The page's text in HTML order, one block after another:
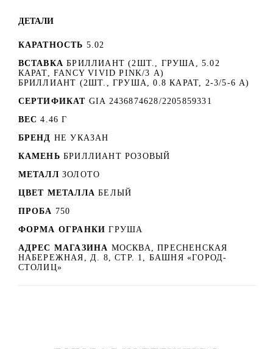
ДЕТАЛИ
КАРАТНОСТЬ 5.02
ВСТАВКА БРИЛЛИАНТ (2ШТ., ГРУША, 5.02
КАРАТ, FANCY VIVID PINK/3 А)
БРИЛЛИАНТ (2ШТ., ГРУША, 0.8 КАРАТ, 2-3/5-6 А)
СЕРТИФИКАТ GIA 2436874628/2205859331
ВЕС 4.46 Г
БРЕНД НЕ УКАЗАН
КАМЕНЬ БРИЛЛИАНТ РОЗОВЫЙ
МЕТАЛЛ ЗОЛОТО
ЦВЕТ МЕТАЛЛА БЕЛЫЙ
ПРОБА 750
ФОРМА ОГРАНКИ ГРУША
АДРЕС МАГАЗИНА МОСКВА, ПРЕСНЕНСКАЯ
НАБЕРЕЖНАЯ, Д. 8, СТР. 1, БАШНЯ «ГОРОД-
СТОЛИЦ»